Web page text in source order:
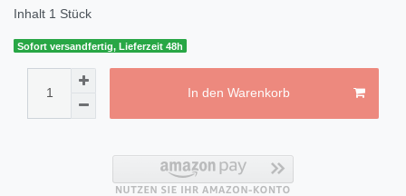
Inhalt 1 Stück
Sofort versandfertig, Lieferzeit 48h
In den Warenkorb